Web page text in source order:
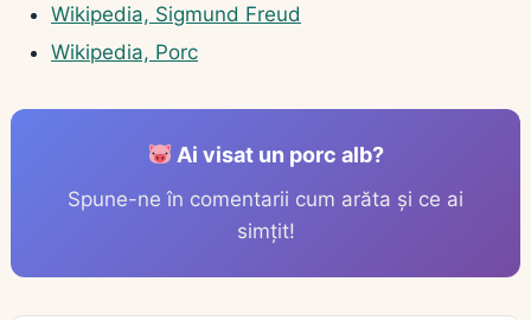
Wikipedia, Sigmund Freud
Wikipedia, Porc
Ai visat un porc alb?
Spune-ne în comentarii cum arăta și ce ai
simțit!